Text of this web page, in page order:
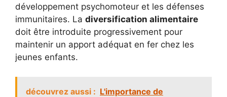
développement psychomoteur et les défenses
immunitaires. La diversification alimentaire
doit être introduite progressivement pour
maintenir un apport adéquat en fer chez les
jeunes enfants.
découvrez aussi : L'importance de